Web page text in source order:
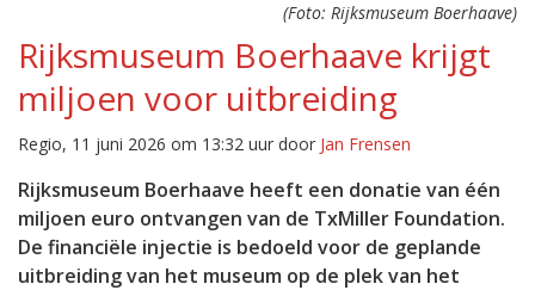
(Foto: Rijksmuseum Boerhaave)
Rijksmuseum Boerhaave krijgt
miljoen voor uitbreiding
Regio, 11 juni 2026 om 13:32 uur door Jan Frensen
Rijksmuseum Boerhaave heeft een donatie van één
miljoen euro ontvangen van de TxMiller Foundation.
De financiële injectie is bedoeld voor de geplande
uitbreiding van het museum op de plek van het